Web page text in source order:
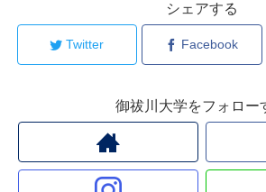
シェアする
Twitter Facebook
御祓川大学をフォロー